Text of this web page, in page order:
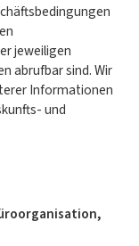
jeweiligen
abrufbar sind. Wir
Informationen
und